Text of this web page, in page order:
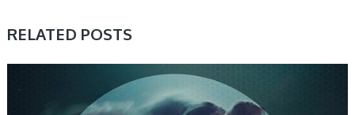
RELATED POSTS
HOME, PRESET & SOUNDBANK, SAMPLE & MIDI